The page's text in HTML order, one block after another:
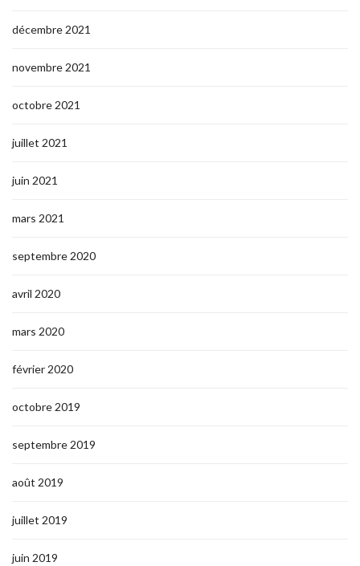
décembre 2021
novembre 2021
octobre 2021
juillet 2021
juin 2021
mars 2021
septembre 2020
avril 2020
mars 2020
février 2020
octobre 2019
septembre 2019
août 2019
juillet 2019
juin 2019